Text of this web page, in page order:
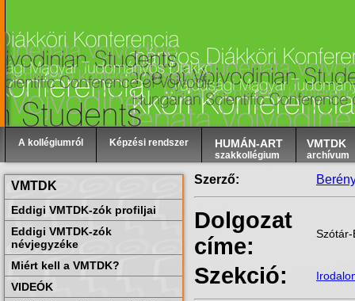
A kollégiumról Képzési rendszer HUMÁN-ART
szakkollégium
VMTDK
archívum
VMTDK
Eddigi VMTDK-zók profiljai
Eddigi VMTDK-zók
névjegyzéke
Miért kell a VMTDK?
VIDEÓK
Szerző:
Dolgozat
címe:
Szótár-
Szekció: